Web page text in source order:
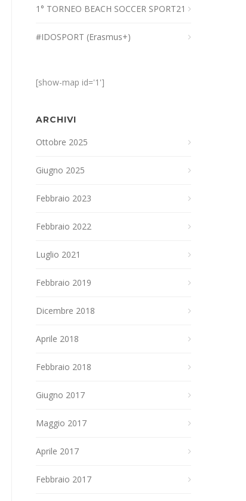
1° TORNEO BEACH SOCCER SPORT21
#IDOSPORT (Erasmus+)
[show-map id='1']
ARCHIVI
Ottobre 2025
Giugno 2025
Febbraio 2023
Febbraio 2022
Luglio 2021
Febbraio 2019
Dicembre 2018
Aprile 2018
Febbraio 2018
Giugno 2017
Maggio 2017
Aprile 2017
Febbraio 2017